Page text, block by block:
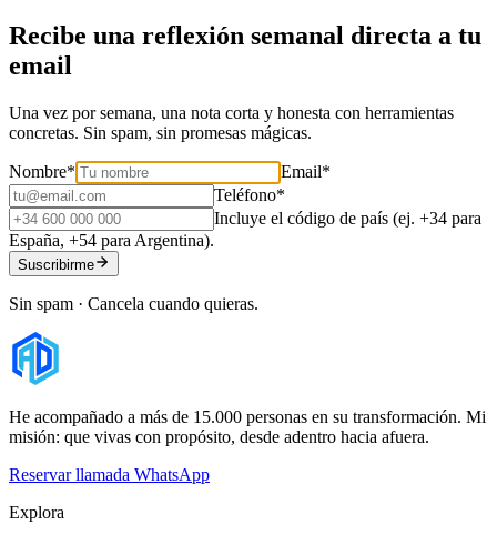
Recibe una reflexión semanal directa a tu
email
Una vez por semana, una nota corta y honesta con herramientas
concretas. Sin spam, sin promesas mágicas.
Nombre* Email*
Teléfono*
Incluye el código de país (ej. +34 para
España, +54 para Argentina).
Suscribirme
Sin spam · Cancela cuando quieras.
He acompañado a más de 15.000 personas en su transformación. Mi
misión: que vivas con propósito, desde adentro hacia afuera.
Reservar llamada WhatsApp
Explora